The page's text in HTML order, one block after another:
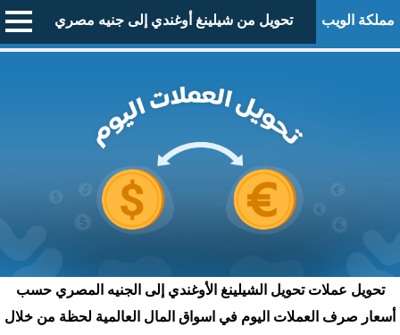
مملكة الويب تحويل من شيلينغ أوغندي إلى جنيه مصري
تحويل عملات تحويل الشيلينغ الأوغندي إلى الجنيه المصري حسب
أسعار صرف العملات اليوم في اسواق المال العالمية لحظة من خلال